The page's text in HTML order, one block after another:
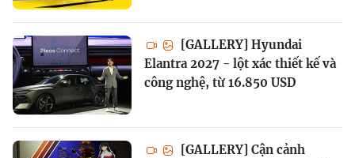
[GALLERY] Hyundai
Elantra 2027 - lột xác thiết kế và
công nghệ, từ 16.850 USD
[GALLERY] Cận cảnh